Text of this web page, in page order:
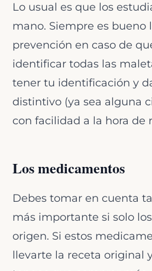
Lo usual es que los
mano. Siempre es
prevención en caso de
identificar todas las
tener tu identificación y
distintivo (ya sea alguna
con facilidad a la hora de
Los medicamentos
Debes tomar en cuenta
más importante si solo
origen. Si estos
llevarte la receta original